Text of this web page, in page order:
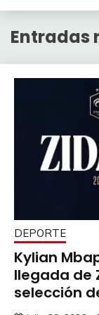
Entradas
DEPORTE
Kylian
llegada de
selección